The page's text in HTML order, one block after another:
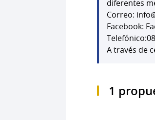
diferentes
Correo:
Facebook:
A través de
1